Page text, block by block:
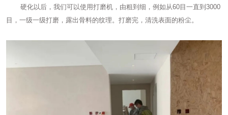
硬化以后，我们可以使用打磨机，由粗到细，例如从60目一直到3000
目，一级一级打磨，露出骨料的纹理。打磨完，清洗表面的粉尘。